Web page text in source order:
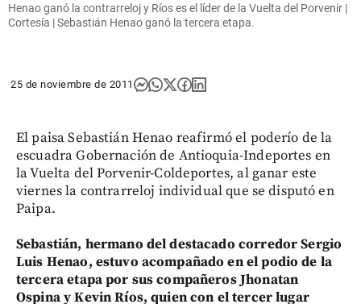
Henao ganó la contrarreloj y Ríos es el líder de la Vuelta del Porvenir |
Cortesía | Sebastián Henao ganó la tercera etapa.
25 de noviembre de 2011
El paisa Sebastián Henao reafirmó el poderío de la
escuadra Gobernación de Antioquia-Indeportes en
la Vuelta del Porvenir-Coldeportes, al ganar este
viernes la contrarreloj individual que se disputó en
Paipa.
Sebastián, hermano del destacado corredor Sergio
Luis Henao, estuvo acompañado en el podio de la
tercera etapa por sus compañeros Jhonatan
Ospina y Kevin Ríos, quien con el tercer lugar